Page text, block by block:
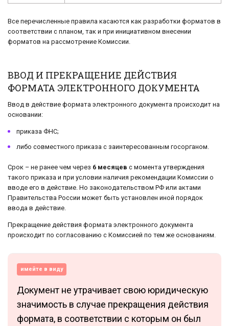
Все перечисленные правила касаются как разработки форматов в
соответствии с планом, так и при инициативном внесении
форматов на рассмотрение Комиссии.
ВВОД И ПРЕКРАЩЕНИЕ ДЕЙСТВИЯ
ФОРМАТА ЭЛЕКТРОННОГО ДОКУМЕНТА
Ввод в действие формата электронного документа происходит на
основании:
приказа ФНС;
либо совместного приказа с заинтересованным госорганом.
Срок – не ранее чем через 6 месяцев с момента утверждения
такого приказа и при условии наличия рекомендации Комиссии о
вводе его в действие. Но законодательством РФ или актами
Правительства России может быть установлен иной порядок
ввода в действие.
Прекращение действия формата электронного документа
происходит по согласованию с Комиссией по тем же основаниям.
имейте в виду
Документ не утрачивает свою юридическую
значимость в случае прекращения действия
формата, в соответствии с которым он был